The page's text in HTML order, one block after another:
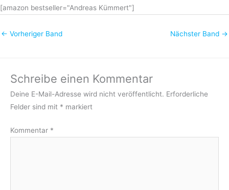
[amazon bestseller="Andreas Kümmert"]
← Vorheriger Band Nächster Band →
Schreibe einen Kommentar
Deine E-Mail-Adresse wird nicht veröffentlicht. Erforderliche
Felder sind mit * markiert
Kommentar *